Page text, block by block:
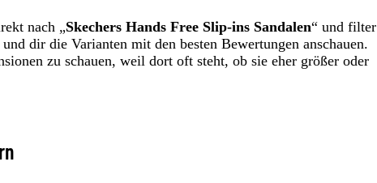
nach „Skechers Hands Free Slip-ins Sandalen“ und filter
dir die Varianten mit den besten Bewertungen anschauen.
zu schauen, weil dort oft steht, ob sie eher größer oder